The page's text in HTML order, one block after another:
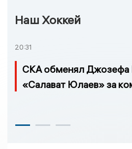
Наш Хоккей
20:31
СКА обменял Джозефа
«Салават Юлаев» за